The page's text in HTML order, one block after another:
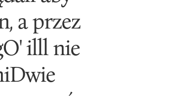
a przez
illl nie